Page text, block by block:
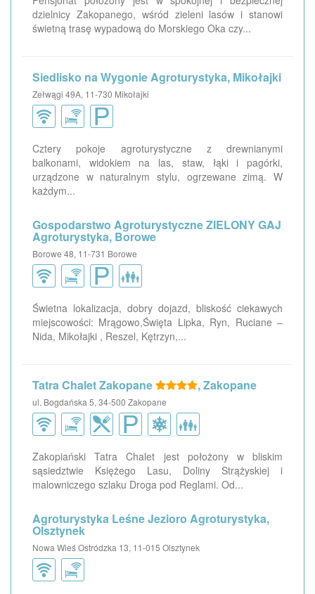
dzielnicy Zakopanego, wśród zieleni lasów i stanowi
świetną trasę wypadową do Morskiego Oka czy...
Siedlisko na Wygonie Agroturystyka, Mikołajki
Zełwągi 49A, 11-730 Mikołajki
Cztery pokoje agroturystyczne z drewnianymi
balkonami, widokiem na las, staw, łąki i pagórki,
urządzone w naturalnym stylu, ogrzewane zimą. W
każdym...
Gospodarstwo Agroturystyczne ZIELONY GAJ
Agroturystyka, Borowe
Borowe 48, 11-731 Borowe
Świetna lokalizacja, dobry dojazd, bliskość ciekawych
miejscowości: Mrągowo,Święta Lipka, Ryn, Ruciane –
Nida, Mikołajki , Reszel, Kętrzyn,...
Tatra Chalet Zakopane , Zakopane
ul. Bogdańska 5, 34-500 Zakopane
Zakopiański Tatra Chalet jest położony w bliskim
sąsiedztwie Księżego Lasu, Doliny Strążyskiej i
malowniczego szlaku Droga pod Reglami. Od...
Agroturystyka Leśne Jezioro Agroturystyka,
Olsztynek
Nowa Wieś Ostródzka 13, 11-015 Olsztynek